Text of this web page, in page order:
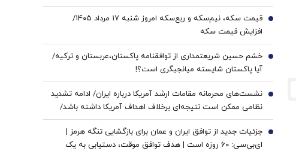
نخستین قربانی هر جنگ، سلامت مردم است
قیمت سکه، نیم‌سکه و ربع‌سکه امروز شنبه ۱۷ مرداد ۱۴۰۵/
افزایش قیمت سکه
3
خشم حسین شریعتمداری از توافقنامه پاکستان،عربستان و ترکیه/
آیا پاکستان شایسته میانجیگری است؟!
4
نشست‌های محرمانه مقامات ارشد آمریکا درباره ایران/ ادامه تشدید
نظامی ممکن است نتیجه‌ای برخلاف اهداف آمریکا داشته باشد/
ترامپ به‌دنبال راه خروج از جنگ است
5
جزئیات جدید از توافق ایران و عمان برای بازگشایی تنگه هرمز |
ای‌بی‌سی: ۶۰ روزه است | هدف توافق موقت، دستیابی به یک
6